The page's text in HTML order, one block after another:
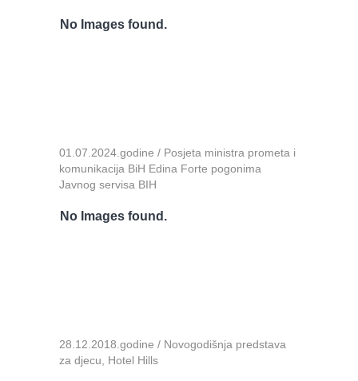
No Images found.
01.07.2024.godine / Posjeta ministra prometa i
komunikacija BiH Edina Forte pogonima
Javnog servisa BIH
No Images found.
28.12.2018.godine / Novogodišnja predstava
za djecu, Hotel Hills